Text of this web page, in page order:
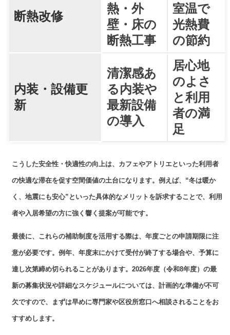
断熱改修
熱・外
壁・床の
断熱工事
室温で
光熱費
の節約
内装・設備更
新
清潔感あ
る内装や
最新設備
の導入
居心地
のよさ
と利用
者の満
足
こうした安全性・快適性の向上は、カフェやアトリエといった利用者
の快適な滞在を促す空間価値の土台になります。例えば、“冬は暖か
く、地震にも安心”といった具体的なメリットを訴求することで、利用
者や入居希望の方に強く響く提案が可能です。
最後に、これらの補助制度を活用する際は、年度ごとの申請期限に注
意が必要です。例年、年度末にかけて受付が終了する場合や、予算に
達し次第締め切られることがあります。2026年度（令和8年度）の最
新の募集状況や詳細なスケジュールについては、計画的な準備が不可
欠ですので、まずは早めに専門家や区役所窓口へ相談されることをお
すすめします。